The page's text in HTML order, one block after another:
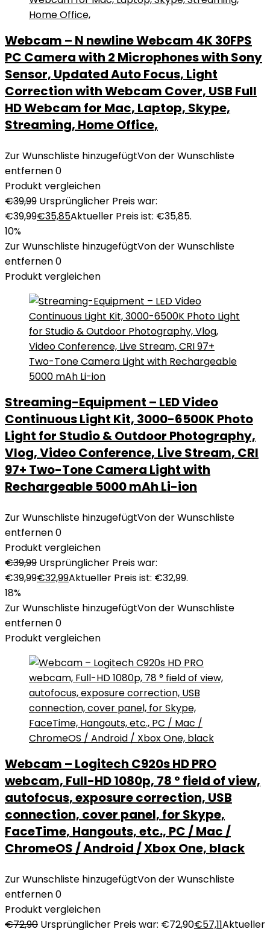
Webcam – N newline Webcam 4K 30FPS
PC Camera with 2 Microphones with Sony
Sensor, Updated Auto Focus, Light
Correction with Webcam Cover, USB Full
HD Webcam for Mac, Laptop, Skype,
Streaming, Home Office,
Zur Wunschliste hinzugefügtVon der Wunschliste
entfernen0
Produkt vergleichen
€39,99 Ursprünglicher Preis war:
€39,99€35,85Aktueller Preis ist: €35,85.
10%
Zur Wunschliste hinzugefügtVon der Wunschliste
entfernen0
Produkt vergleichen
Streaming-Equipment – LED Video
Continuous Light Kit, 3000-6500K Photo
Light for Studio & Outdoor Photography,
Vlog, Video Conference, Live Stream, CRI
97+ Two-Tone Camera Light with
Rechargeable 5000 mAh Li-ion
Zur Wunschliste hinzugefügtVon der Wunschliste
entfernen0
Produkt vergleichen
€39,99 Ursprünglicher Preis war:
€39,99€32,99Aktueller Preis ist: €32,99.
18%
Zur Wunschliste hinzugefügtVon der Wunschliste
entfernen0
Produkt vergleichen
Webcam – Logitech C920s HD PRO
webcam, Full-HD 1080p, 78 ° field of view,
autofocus, exposure correction, USB
connection, cover panel, for Skype,
FaceTime, Hangouts, etc., PC / Mac /
ChromeOS / Android / Xbox One, black
Zur Wunschliste hinzugefügtVon der Wunschliste
entfernen0
Produkt vergleichen
€72,90 Ursprünglicher Preis war: €72,90€57,11Aktueller